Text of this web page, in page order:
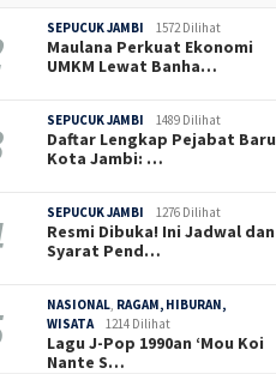
SEPUCUK JAMBI 1572 Dilihat
Maulana Perkuat Ekonomi
UMKM Lewat Banha…
SEPUCUK JAMBI 1489 Dilihat
Daftar Lengkap Pejabat Baru
Kota Jambi: …
SEPUCUK JAMBI 1276 Dilihat
Resmi Dibuka! Ini Jadwal dan
Syarat Pend…
NASIONAL RAGAM, HIBURAN,
WISATA
1214 Dilihat
Lagu J-Pop 1990an ‘Mou Koi
Nante S…